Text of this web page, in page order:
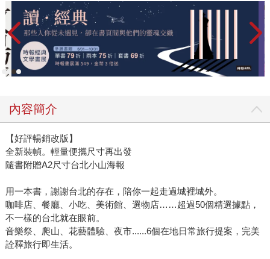
內容簡介
【好評暢銷改版】
全新裝幀。輕量便攜尺寸再出發
隨書附贈A2尺寸台北小山海報
用一本書，謝謝台北的存在，陪你一起走過城裡城外。
咖啡店、餐廳、小吃、美術館、選物店……超過50個精選據點，
不一樣的台北就在眼前。
音樂祭、爬山、花藝體驗、夜市......6個在地日常旅行提案，完美
詮釋旅行即生活。